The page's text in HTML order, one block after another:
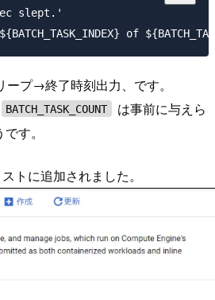
slept.'
プ→終了時刻出力、です。
BATCH_TASK_COUNT
は事前に与えら
す。
トに追加されました。